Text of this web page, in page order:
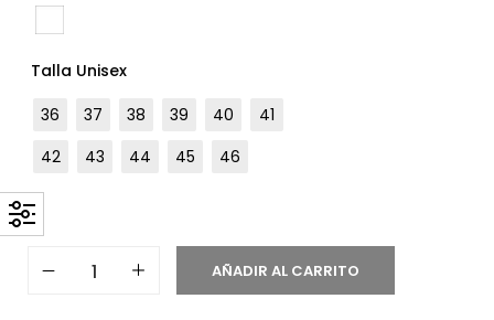
Talla Unisex
36
37 38 39 40
41
42
43 44 45 46
AÑADIR AL CARRITO